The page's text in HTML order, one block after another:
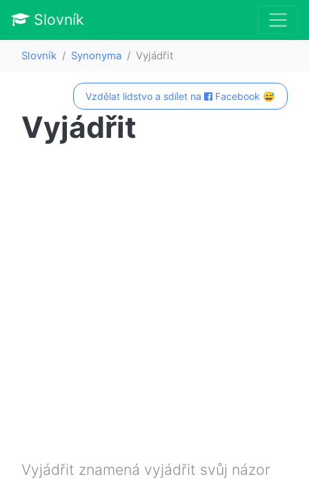
Slovník
Slovník Synonyma Vyjádřit
Vzdělat lidstvo a sdílet na Facebook 😅
Vyjádřit
Vyjádřit znamená vyjádřit svůj názor